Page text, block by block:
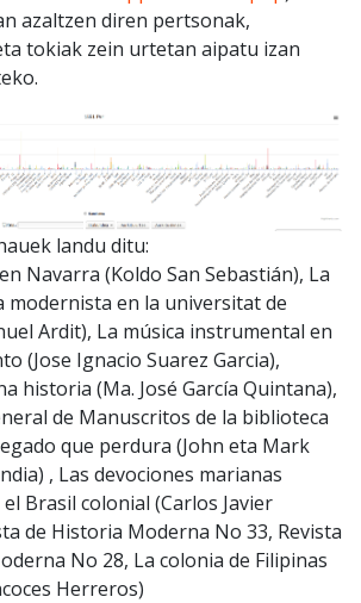
azaltzen diren pertsonak,
tokiak zein urtetan aipatu izan
landu ditu:
Navarra (Koldo San Sebastián), La
en la universitat de
Ardit), La música instrumental en
(Jose Ignacio Suarez Garcia),
historia (Ma. José García Quintana),
de Manuscritos de la biblioteca
que perdura (John eta Mark
, Las devociones marianas
Brasil colonial (Carlos Javier
de Historia Moderna No 33, Revista
No 28, La colonia de Filipinas
Herreros)